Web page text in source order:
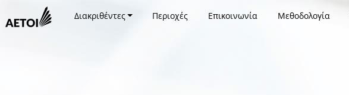
Διακριθέντες Περιοχές Επικοινωνία Μεθοδολογία